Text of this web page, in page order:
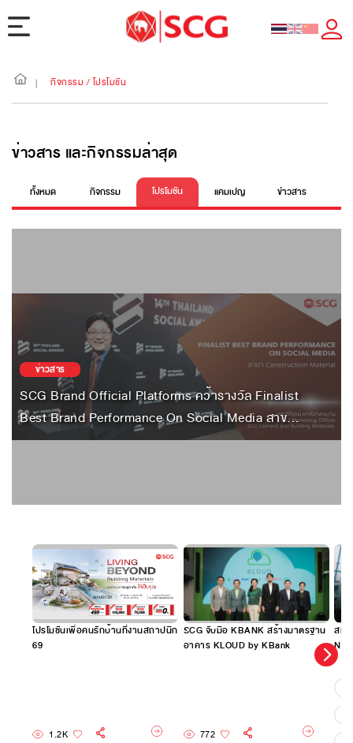
| กิจกรรม / โปรโมชัน
ข่าวสาร และกิจกรรมล่าสุด
ทั้งหมด กิจกรรม โปรโมชัน แคมเปญ ข่าวสาร
ข่าวสาร
SCG Brand Official Platforms คว้ารางวัล Finalist
Best Brand Performance On Social Media สาขา
Construction Material
โปรโมชันเพื่อคนรักบ้านที่งานสถาปนิก
69
1.2K
SCG จับมือ KBANK สร้างมาตรฐาน
อาคาร KLOUD by KBank
772
สม